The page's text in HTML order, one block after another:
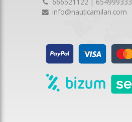
666521122 | 654999333
info@nauticamilan.com